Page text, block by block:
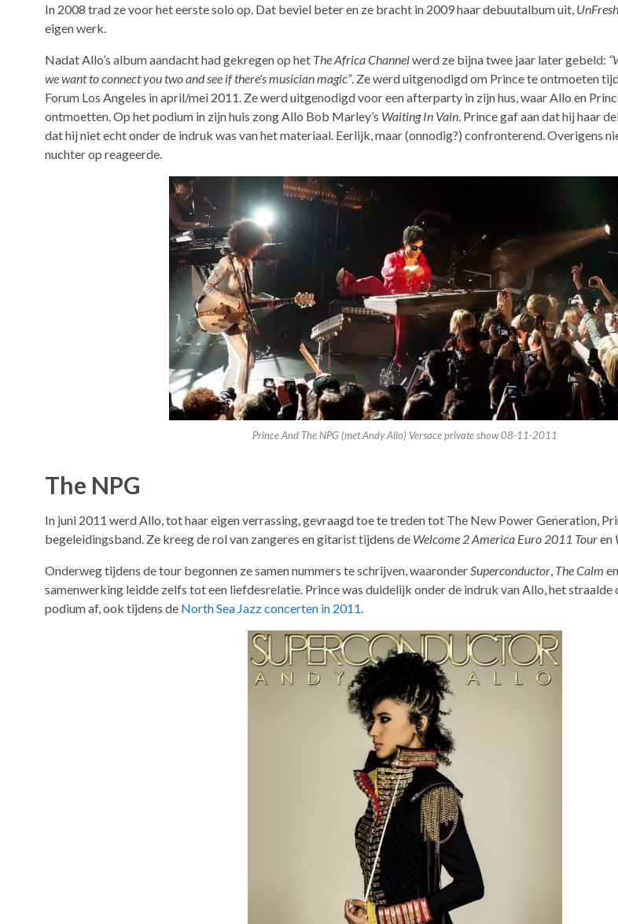
In 2008 trad ze voor het eerste solo op. Dat beviel beter en ze bracht in 2009 haar debuutalbum uit, UnFresh
eigen werk.
Nadat Allo’s album aandacht had gekregen op het The Africa Channelwerd ze bijna twee jaar later gebeld:
we want to connect you two and see if there’s musician magic”. Ze werd uitgenodigd om Prince te ontmoeten
Forum Los Angeles in april/mei 2011. Ze werd uitgenodigd voor een afterparty in zijn hus, waar Allo en
ontmoetten. Op het podium in zijn huis zong Allo Bob Marley’s Waiting In Vain. Prince gaf aan dat hij haar
dat hij niet echt onder de indruk was van het materiaal. Eerlijk, maar (onnodig?) confronterend. Overigens
nuchter op reageerde.
Prince And The NPG (met Andy Allo) Versace private show 08-11-2011
The NPG
In juni 2011 werd Allo, tot haar eigen verrassing, gevraagd toe te treden tot The New Power Generation,
begeleidingsband. Ze kreeg de rol van zangeres en gitarist tijdens de Welcome 2 America Euro 2011 Touren
Onderweg tijdens de tour begonnen ze samen nummers te schrijven, waaronderSuperconductor, The Calm en
samenwerking leidde zelfs tot een liefdesrelatie. Prince was duidelijk onder de indruk van Allo, het
podium af, ook tijdens de North Sea Jazz concerten in 2011.